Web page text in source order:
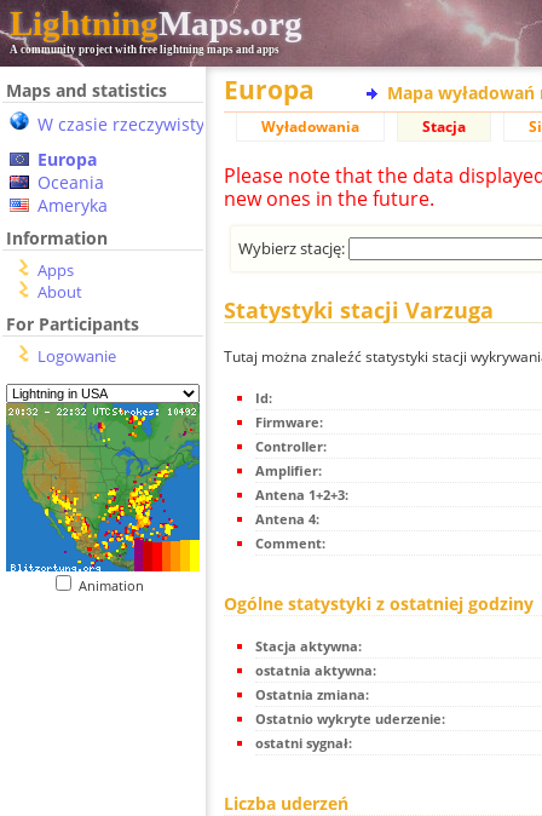
LightningMaps.org
A community project with free lightning maps and apps
Maps and statistics
W czasie rzeczywistym
Europa
Oceania
Ameryka
Information
Apps
About
For Participants
Logowanie
Animation
Europa Mapa wyładowań
Wyładowania Stacja
Please note that the data
new ones in the future.
Wybierz stację:
Statystyki stacji Varzuga
Tutaj można znaleźć statystyki stacji
Id:
Firmware:
Controller:
Amplifier:
Antena 1+2+3:
Antena 4:
Comment:
Ogólne statystyki z ostatniej godziny
Stacja aktywna:
ostatnia aktywna:
Ostatnia zmiana:
Ostatnio wykryte uderzenie:
ostatni sygnał:
Liczba uderzeń